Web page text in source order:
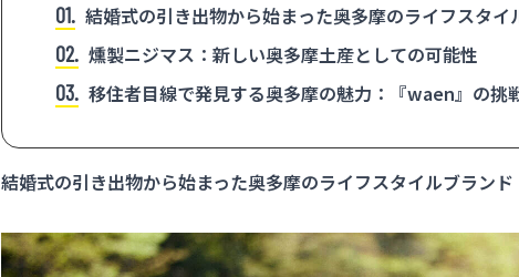
1 結婚式の引き出物から始まった奥多摩のライフスタイ
2 燻製ニジマス：新しい奥多摩土産としての可能性
3 移住者目線で発見する奥多摩の魅力：『waen』の挑
結婚式の引き出物から始まった奥多摩のライフスタイルブランド